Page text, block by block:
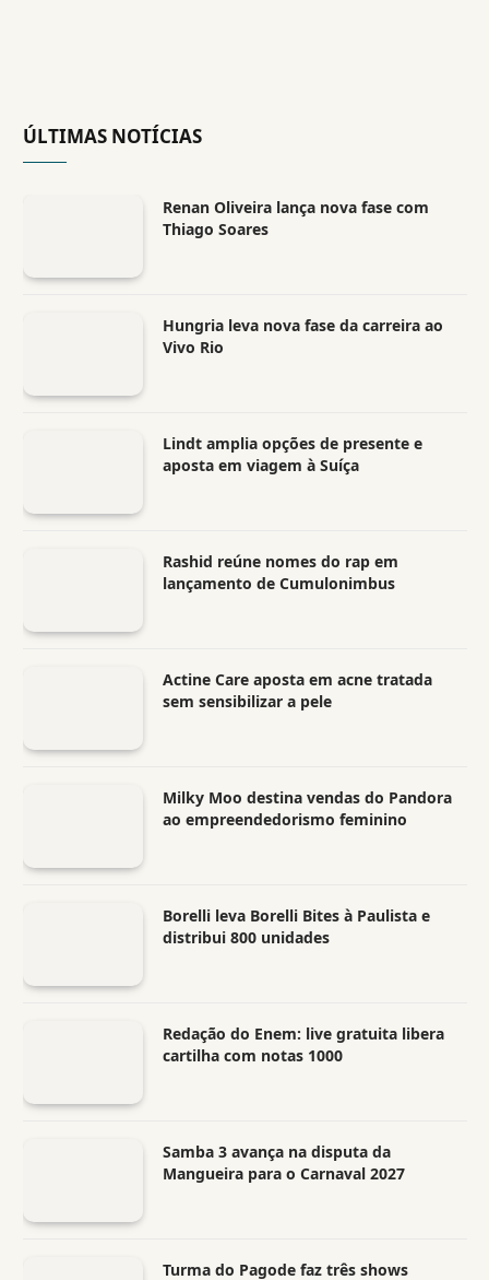
ÚLTIMAS NOTÍCIAS
Renan Oliveira lança nova fase com
Thiago Soares
Hungria leva nova fase da carreira ao
Vivo Rio
Lindt amplia opções de presente e
aposta em viagem à Suíça
Rashid reúne nomes do rap em
lançamento de Cumulonimbus
Actine Care aposta em acne tratada
sem sensibilizar a pele
Milky Moo destina vendas do Pandora
ao empreendedorismo feminino
Borelli leva Borelli Bites à Paulista e
distribui 800 unidades
Redação do Enem: live gratuita libera
cartilha com notas 1000
Samba 3 avança na disputa da
Mangueira para o Carnaval 2027
Turma do Pagode faz três shows